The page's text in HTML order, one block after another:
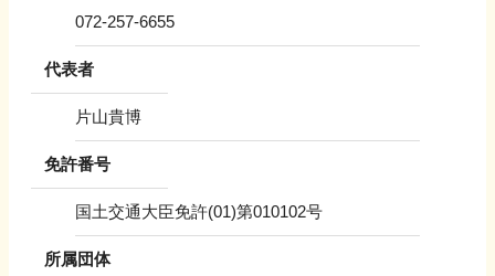
072-257-6655
代表者
片山貴博
免許番号
国土交通大臣免許(01)第010102号
所属団体